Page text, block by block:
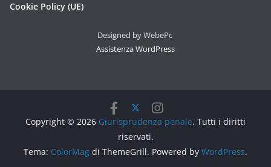
Cookie Policy (UE)
Designed by WebePc
Assistenza WordPress
Copyright © 2026 Giurisprudenza penale. Tutti i diritti
riservati.
Tema: ColorMag di ThemeGrill. Powered by WordPress.